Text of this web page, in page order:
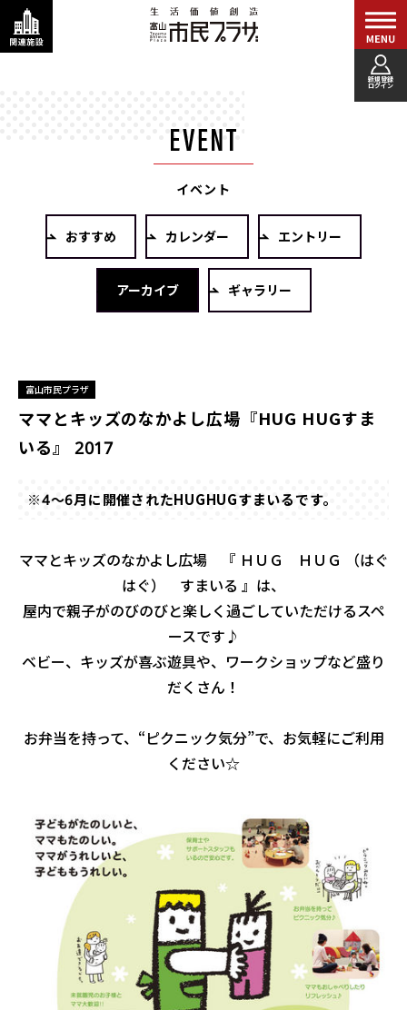
新規登録
ログイン
イベント
おすすめ カレンダー エントリー
アーカイブ ギャラリー
ママとキッズのなかよし広場『HUG HUGすま
いる』 2017
富山市民プラザ
※4～6月に開催されたHUGHUGすまいるです。
ママとキッズのなかよし広場 『 ＨＵＧ ＨＵＧ （はぐ
はぐ） すまいる 』は、
屋内で親子がのびのびと楽しく過ごしていただけるスペ
ースです♪
ベビー、キッズが喜ぶ遊具や、ワークショップなど盛り
だくさん！
お弁当を持って、“ピクニック気分”で、お気軽にご利用
ください☆